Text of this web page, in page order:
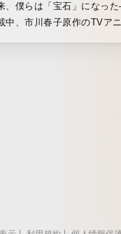
、僕らは「宝石」になっ
中、市川春子原作のTVア